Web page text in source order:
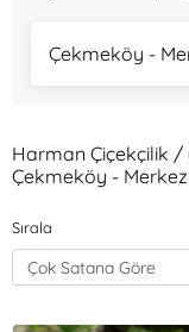
Çekmeköy -
Harman Çiçekçilik /
Çekmeköy - Merkez
Sırala